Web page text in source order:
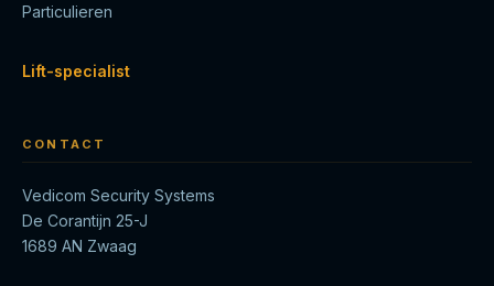
Particulieren
Lift-specialist
CONTACT
Vedicom Security Systems
De Corantijn 25-J
1689 AN Zwaag